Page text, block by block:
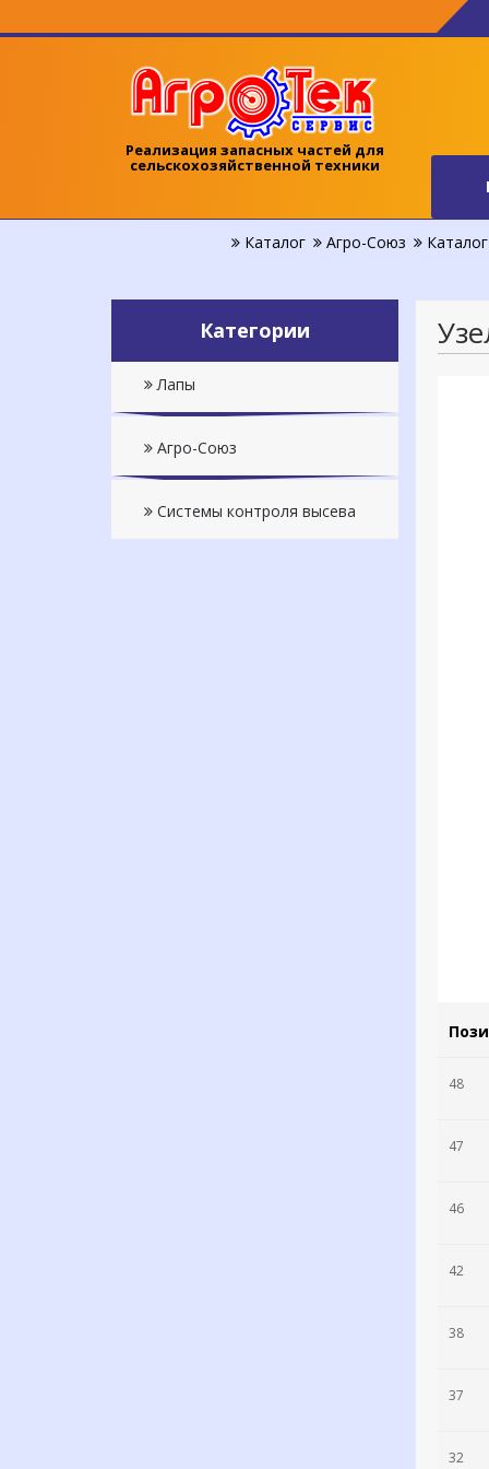
Реализация запасных частей для
сельскохозяйственной техники
Каталог Агро-Союз
Каталог
Категории
Лапы
Агро-Союз
Системы контроля высева
48
47
46
42
38
37
32